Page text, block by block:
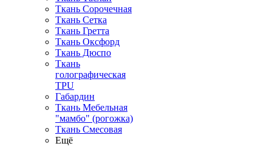
Ткань Сорочечная
Ткань Сетка
Ткань Гретта
Ткань Оксфорд
Ткань Дюспо
Ткань
голографическая
TPU
Габардин
Ткань Мебельная
"мамбо" (рогожка)
Ткань Смесовая
Ещё